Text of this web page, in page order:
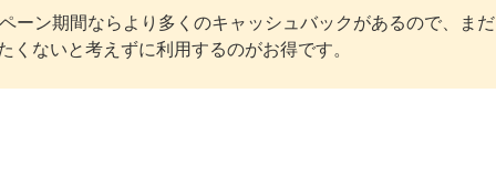
ーン期間ならより多くのキャッシュバックがあるので、まだ
くないと考えずに利用するのがお得です。